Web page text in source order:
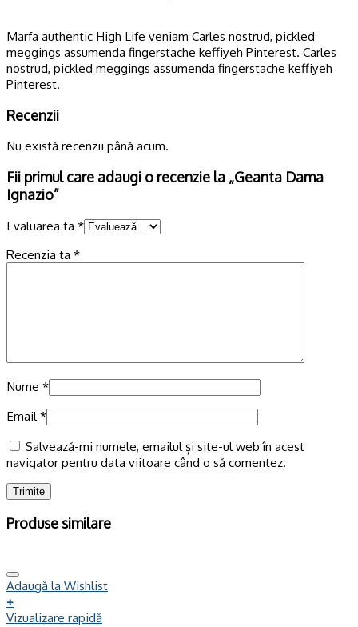
Marfa authentic High Life veniam Carles nostrud, pickled
meggings assumenda fingerstache keffiyeh Pinterest. Carles
nostrud, pickled meggings assumenda fingerstache keffiyeh
Pinterest.
Recenzii
Nu există recenzii până acum.
Fii primul care adaugi o recenzie la „Geanta Dama
Ignazio”
Evaluarea ta *
Recenzia ta *
Nume *
Email*
Salvează-mi numele, emailul și site-ul web în acest
navigator pentru data viitoare când o să comentez.
Produse similare
Adaugă la Wishlist
+
Vizualizare rapidă